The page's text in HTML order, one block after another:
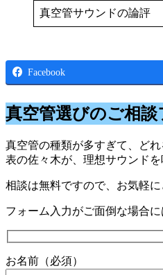
真空管サウンドの論評
Facebook
真空管選びのご相
真空管の種類が多すぎて、ど
表の佐々木が、理想サウンド
相談は無料ですので、お気軽に
フォーム入力がご面倒な場合
お名前（必須）